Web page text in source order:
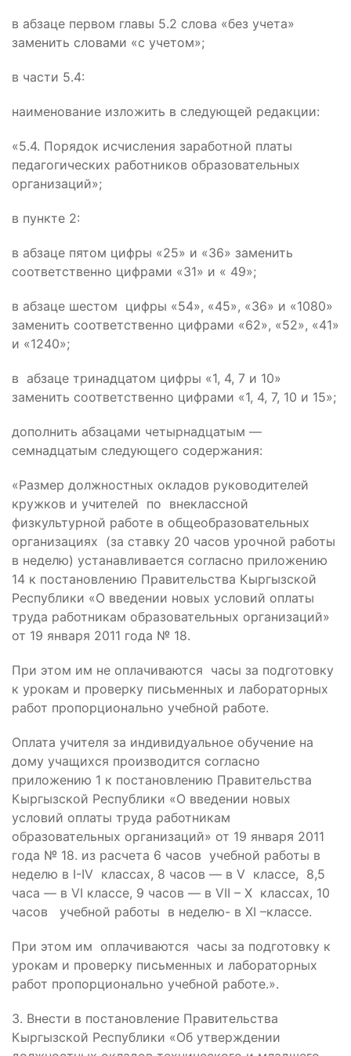
в абзаце первом главы 5.2 слова «без учета»
заменить словами «с учетом»;
в части 5.4:
наименование изложить в следующей редакции:
«5.4. Порядок исчисления заработной платы
педагогических работников образовательных
организаций»;
в пункте 2:
в абзаце пятом цифры «25» и «36» заменить
соответственно цифрами «31» и « 49»;
в абзаце шестом цифры «54», «45», «36» и «1080»
заменить соответственно цифрами «62», «52», «41»
и «1240»;
в абзаце тринадцатом цифры «1, 4, 7 и 10»
заменить соответственно цифрами «1, 4, 7, 10 и 15»;
дополнить абзацами четырнадцатым —
семнадцатым следующего содержания:
«Размер должностных окладов руководителей
кружков и учителей по внеклассной
физкультурной работе в общеобразовательных
организациях (за ставку 20 часов урочной работы
в неделю) устанавливается согласно приложению
14 к постановлению Правительства Кыргызской
Республики «О введении новых условий оплаты
труда работникам образовательных организаций»
от 19 января 2011 года № 18.
При этом им не оплачиваются часы за подготовку
к урокам и проверку письменных и лабораторных
работ пропорционально учебной работе.
Оплата учителя за индивидуальное обучение на
дому учащихся производится согласно
приложению 1 к постановлению Правительства
Кыргызской Республики «О введении новых
условий оплаты труда работникам
образовательных организаций» от 19 января 2011
года № 18. из расчета 6 часов учебной работы в
неделю в I-IV классах, 8 часов — в V классе, 8,5
часа — в VI классе, 9 часов — в VII – X классах, 10
часов учебной работы в неделю- в XI –классе.
При этом им оплачиваются часы за подготовку к
урокам и проверку письменных и лабораторных
работ пропорционально учебной работе.».
3. Внести в постановление Правительства
Кыргызской Республики «Об утверждении